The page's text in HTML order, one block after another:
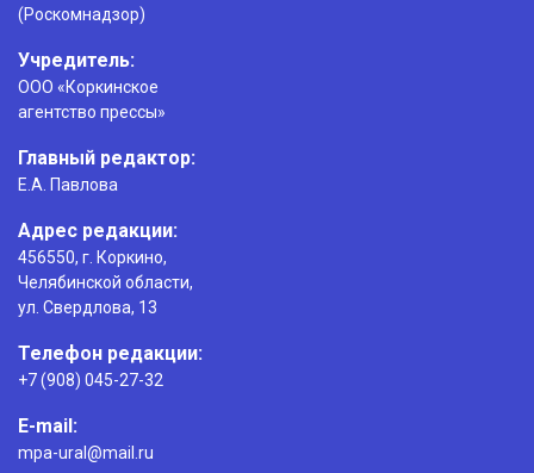
(Роскомнадзор)
Учредитель:
ООО «Коркинское
агентство прессы»
Главный редактор:
Е.А. Павлова
Адрес редакции:
456550, г. Коркино,
Челябинской области,
ул. Свердлова, 13
Телефон редакции:
+7 (908) 045-27-32
E-mail:
mpa-ural@mail.ru